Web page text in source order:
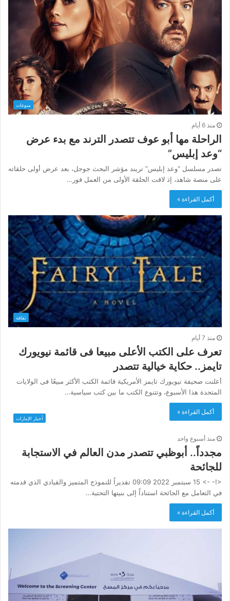
منوعات
منذ 6 أيام
الراحلة مها أبو عوف تتصدر الترند مع بدء عرض
“وعد إبليس”
تصدر مسلسل “وعد إبليس” تريند مؤشر البحث جوجل، بعد عرض أولى حلقاته
على منصة شاهد، إذ لاقت الحلقة الأولى من العمل فور…
أكمل القراءة »
ثقافة
منذ 7 أيام
تعرف على الكتب الأعلى مبيعا فى قائمة نيويورك
تايمز.. حكاية خيالية تتصدر
أعلنت صحيفة نيويورك تايمز الأمريكية قائمة الكتب الأكثر مبيعًا فى الولايات
المتحدة هذا الأسبوع، وتتنوع الكتب ما بين كتب سياسية…
أكمل القراءة »
أخبار الإمارات
منذ أسبوع واحد
مجدداً.. أبوظبي تتصدر مدن العالم في الاستجابة
للجائحة
<!- -> 15 سبتمبر 2022 09:09 تقديراً للنموذج المتميز والقيادي الذي قدمته
في التعامل مع الجائحة استناداً إلى بنيتها التحتية…
أكمل القراءة »